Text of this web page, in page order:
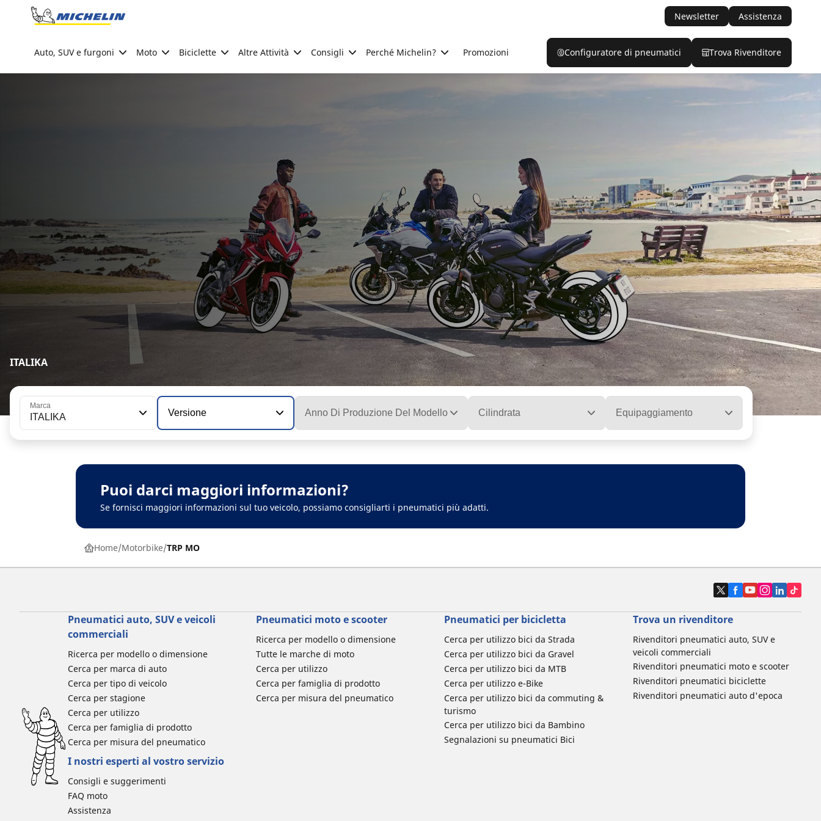
Go to page content
Newsletter Assistenza
Auto, SUV e furgoni Moto Biciclette Altre Attività Consigli Perché Michelin? Promozioni Configuratore di pneumatici Trova Rivenditore
ITALIKA
Marca
ITALIKA Versione Anno Di Produzione Del Modello Cilindrata Equipaggiamento
Puoi darci maggiori informazioni?
Se fornisci maggiori informazioni sul tuo veicolo, possiamo consigliarti i pneumatici più adatti.
Home Motorbike TRP MO
Pneumatici auto, SUV e veicoli
commerciali
Ricerca per modello o dimensione
Cerca per marca di auto
Cerca per tipo di veicolo
Cerca per stagione
Cerca per utilizzo
Cerca per famiglia di prodotto
Cerca per misura del pneumatico
Pneumatici moto e scooter
Ricerca per modello o dimensione
Tutte le marche di moto
Cerca per utilizzo
Cerca per famiglia di prodotto
Cerca per misura del pneumatico
Pneumatici per bicicletta
Cerca per utilizzo bici da Strada
Cerca per utilizzo bici da Gravel
Cerca per utilizzo bici da MTB
Cerca per utilizzo e-Bike
Cerca per utilizzo bici da commuting &
turismo
Cerca per utilizzo bici da Bambino
Segnalazioni su pneumatici Bici
Trova un rivenditore
Rivenditori pneumatici auto, SUV e
veicoli commerciali
Rivenditori pneumatici moto e scooter
Rivenditori pneumatici biciclette
Rivenditori pneumatici auto d'epoca
I nostri esperti al vostro servizio
Consigli e suggerimenti
FAQ moto
Assistenza